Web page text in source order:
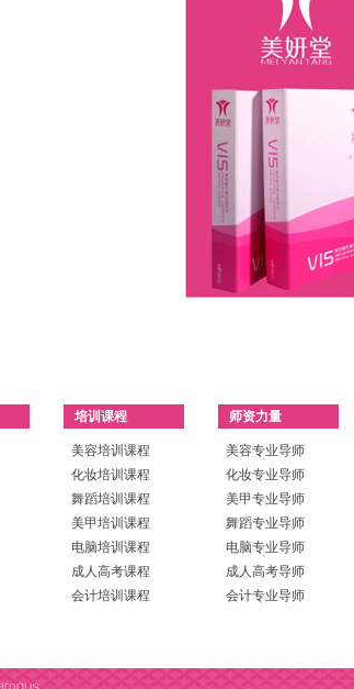
培训课程 师资力量
美容培训课程
化妆培训课程
舞蹈培训课程
美甲培训课程
电脑培训课程
成人高考课程
会计培训课程
美容专业导师
化妆专业导师
美甲专业导师
舞蹈专业导师
电脑专业导师
成人高考导师
会计专业导师